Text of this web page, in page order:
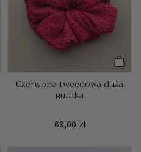
Czerwona tweedowa duża
gumka
Cena
69,00 zł